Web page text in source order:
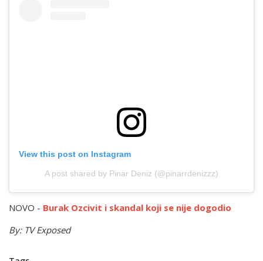
View this post on Instagram
A post shared by Pinar Deniz (@pinarrdenizzz)
NOVO - Burak Ozcivit i skandal koji se nije dogodio
By: TV Exposed